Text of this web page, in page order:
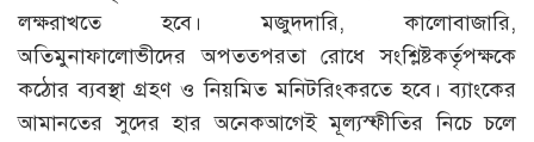
লক্ষরাখতে হবে। মজুদদারি, কালোবাজারি,
অতিমুনাফালোভীদের অপতত্পরতা রোধে সংশ্লিষ্টকর্তৃপক্ষকে
কঠোর ব্যবস্থা গ্রহণ ও নিয়মিত মনিটরিংকরতে হবে। ব্যাংকের
আমানতের সুদের হার অনেকআগেই মূল্যস্ফীতির নিচে চলে